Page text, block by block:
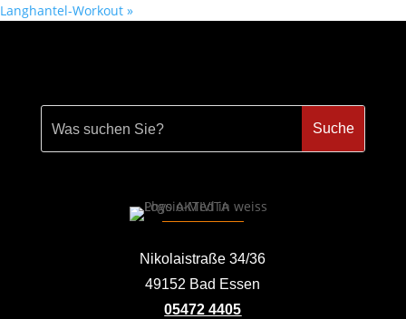
Langhantel-Workout »
Nikolaistraße 34/36
49152 Bad Essen
05472 4405